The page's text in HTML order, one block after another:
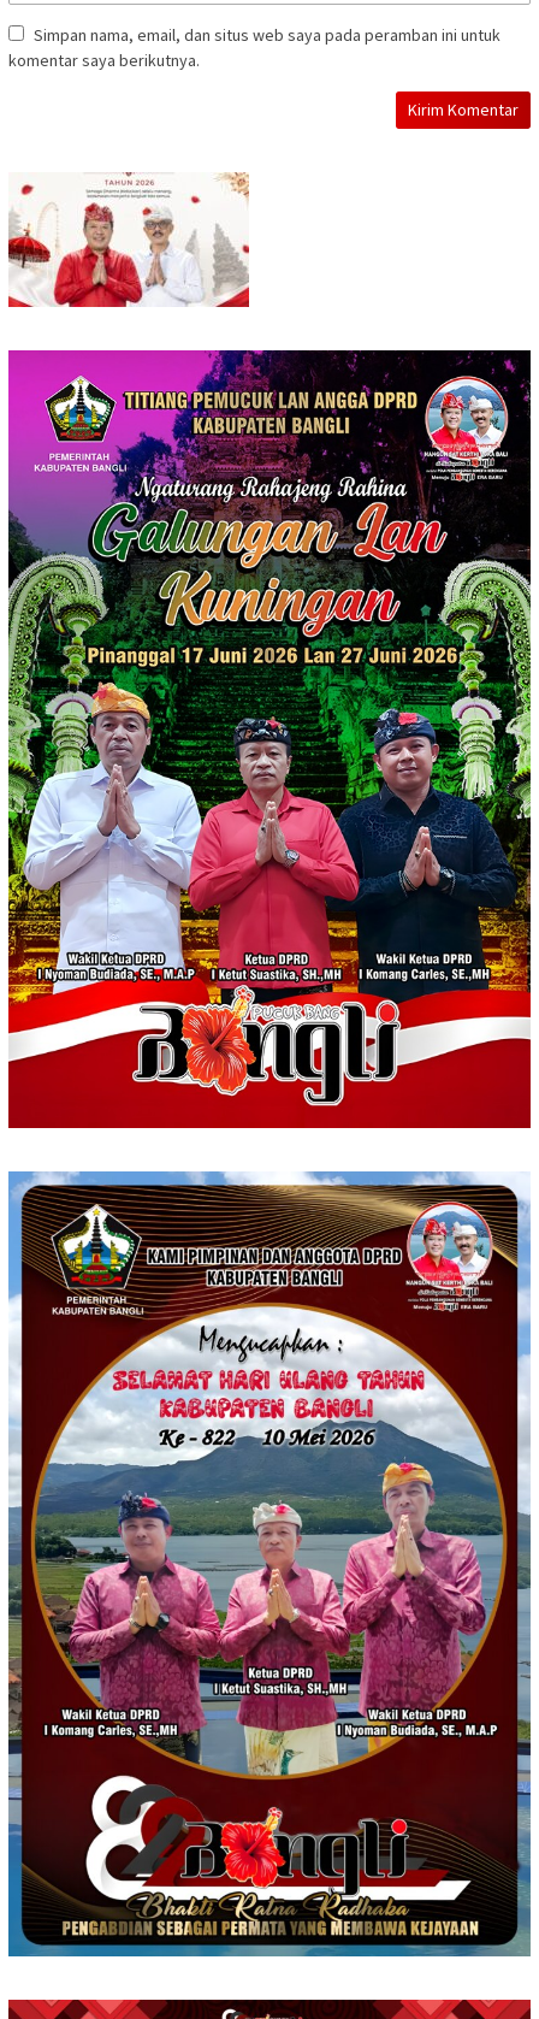
Simpan nama, email, dan situs web saya pada peramban ini untuk
komentar saya berikutnya.